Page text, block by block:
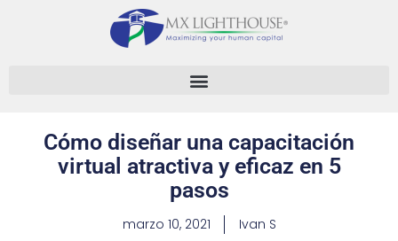
Cómo diseñar una capacitación
virtual atractiva y eficaz en 5
pasos
marzo 10, 2021 Ivan S